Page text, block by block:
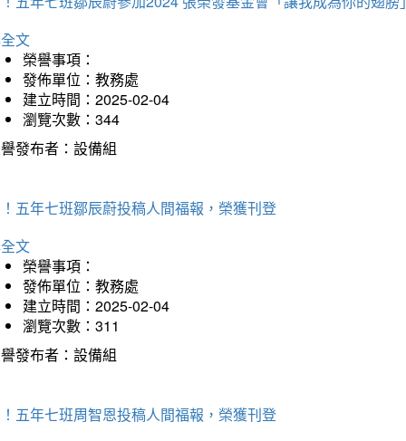
文
榮譽事項：
發佈單位：教務處
建立時間：2025-02-04
瀏覽次數：344
發布者：設備組
五年七班鄒辰蔚投稿人間福報，榮獲刊登
文
榮譽事項：
發佈單位：教務處
建立時間：2025-02-04
瀏覽次數：311
發布者：設備組
五年七班周智恩投稿人間福報，榮獲刊登